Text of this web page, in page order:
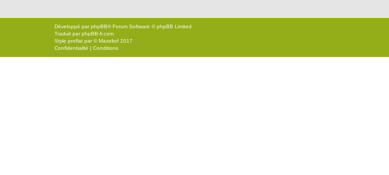
Développé parphpBB® Forum Software © phpBB Limited
Traduit parphpBB-fr.com
Style proflat par ©Mazeltof 2017
Confidentialité | Conditions